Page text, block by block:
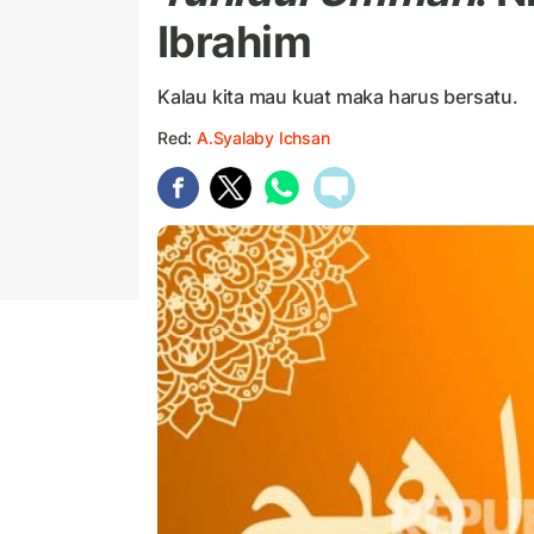
Ibrahim
Kalau kita mau kuat maka harus bersatu.
Red: A.Syalaby Ichsan